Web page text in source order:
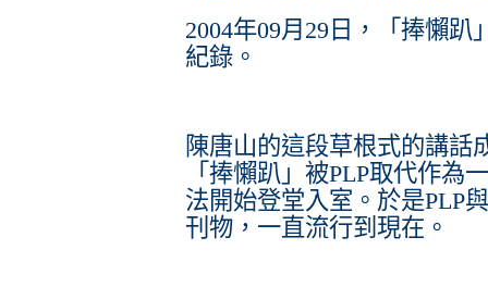
2004年09月29日，「捧懶
紀錄。
陳唐山的這段草根式的講話
「捧懶趴」被PLP取代作為
法開始登堂入室。於是PLP
刊物，一直流行到現在。